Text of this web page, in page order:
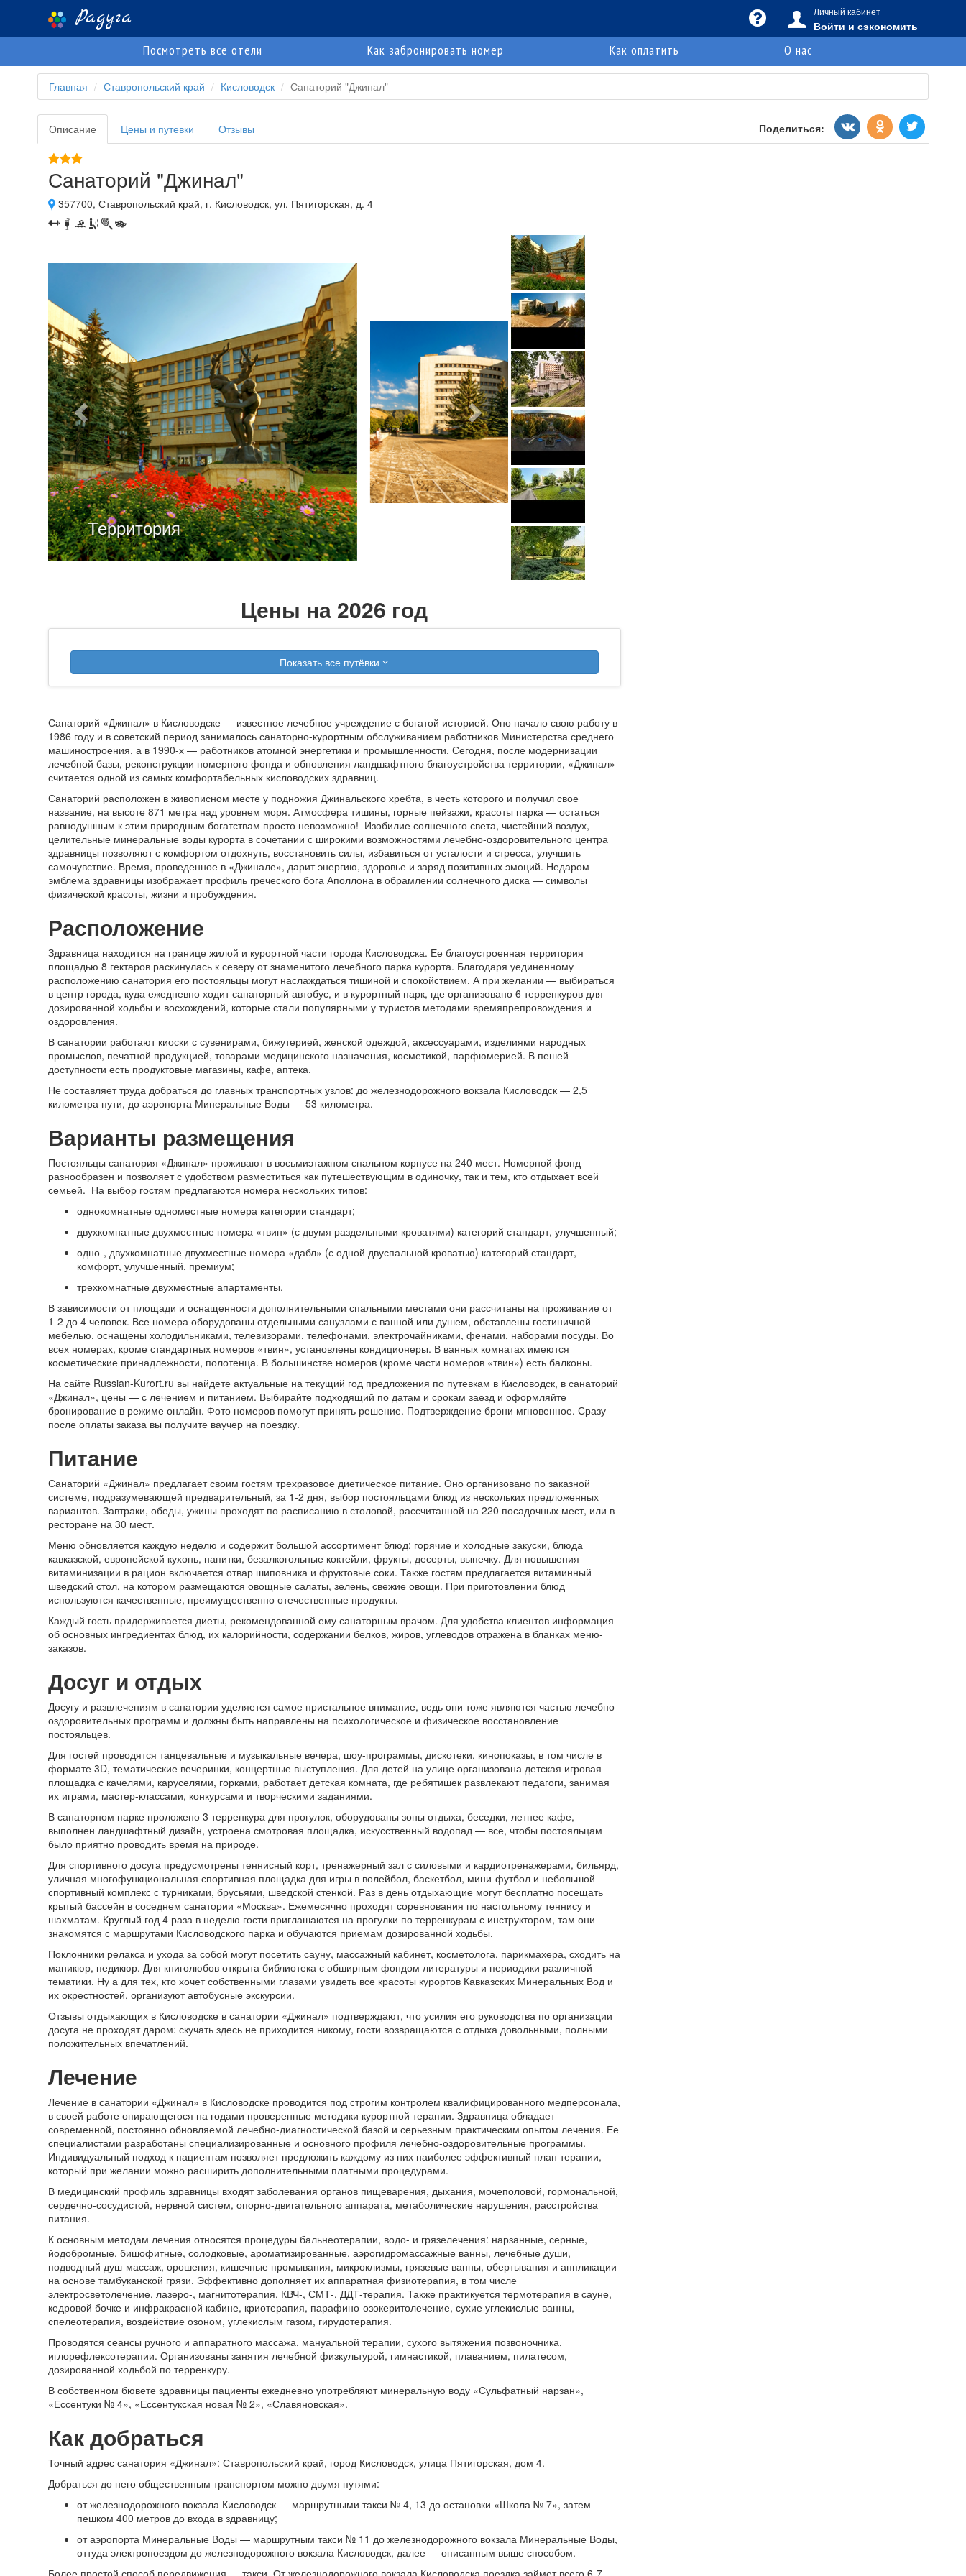
Радуга Личный кабинет
Войти и сэкономить
Посмотреть все отели Как забронировать номер Как оплатить О нас
Главная Ставропольский край Кисловодск Санаторий "Джинал"
Описание Цены и путевки Отзывы Поделиться:
Санаторий "Джинал"
357700, Ставропольский край, г. Кисловодск, ул. Пятигорская, д. 4
Территория
Цены на 2026 год
Показать все путёвки
Санаторий «Джинал» в Кисловодске — известное лечебное учреждение с богатой историей. Оно начало свою работу в
1986 году и в советский период занималось санаторно-курортным обслуживанием работников Министерства среднего
машиностроения, а в 1990-х — работников атомной энергетики и промышленности. Сегодня, после модернизации
лечебной базы, реконструкции номерного фонда и обновления ландшафтного благоустройства территории, «Джинал»
считается одной из самых комфортабельных кисловодских здравниц.
Санаторий расположен в живописном месте у подножия Джинальского хребта, в честь которого и получил свое
название, на высоте 871 метра над уровнем моря. Атмосфера тишины, горные пейзажи, красоты парка — остаться
равнодушным к этим природным богатствам просто невозможно! Изобилие солнечного света, чистейший воздух,
целительные минеральные воды курорта в сочетании с широкими возможностями лечебно-оздоровительного центра
здравницы позволяют с комфортом отдохнуть, восстановить силы, избавиться от усталости и стресса, улучшить
самочувствие. Время, проведенное в «Джинале», дарит энергию, здоровье и заряд позитивных эмоций. Недаром
эмблема здравницы изображает профиль греческого бога Аполлона в обрамлении солнечного диска — символы
физической красоты, жизни и пробуждения.
Расположение
Здравница находится на границе жилой и курортной части города Кисловодска. Ее благоустроенная территория
площадью 8 гектаров раскинулась к северу от знаменитого лечебного парка курорта. Благодаря уединенному
расположению санатория его постояльцы могут наслаждаться тишиной и спокойствием. А при желании — выбираться
в центр города, куда ежедневно ходит санаторный автобус, и в курортный парк, где организовано 6 терренкуров для
дозированной ходьбы и восхождений, которые стали популярными у туристов методами времяпрепровождения и
оздоровления.
В санатории работают киоски с сувенирами, бижутерией, женской одеждой, аксессуарами, изделиями народных
промыслов, печатной продукцией, товарами медицинского назначения, косметикой, парфюмерией. В пешей
доступности есть продуктовые магазины, кафе, аптека.
Не составляет труда добраться до главных транспортных узлов: до железнодорожного вокзала Кисловодск — 2,5
километра пути, до аэропорта Минеральные Воды — 53 километра.
Варианты размещения
Постояльцы санатория «Джинал» проживают в восьмиэтажном спальном корпусе на 240 мест. Номерной фонд
разнообразен и позволяет с удобством разместиться как путешествующим в одиночку, так и тем, кто отдыхает всей
семьей. На выбор гостям предлагаются номера нескольких типов:
однокомнатные одноместные номера категории стандарт;
двухкомнатные двухместные номера «твин» (с двумя раздельными кроватями) категорий стандарт, улучшенный;
одно-, двухкомнатные двухместные номера «дабл» (с одной двуспальной кроватью) категорий стандарт,
комфорт, улучшенный, премиум;
трехкомнатные двухместные апартаменты.
В зависимости от площади и оснащенности дополнительными спальными местами они рассчитаны на проживание от
1-2 до 4 человек. Все номера оборудованы отдельными санузлами с ванной или душем, обставлены гостиничной
мебелью, оснащены холодильниками, телевизорами, телефонами, электрочайниками, фенами, наборами посуды. Во
всех номерах, кроме стандартных номеров «твин», установлены кондиционеры. В ванных комнатах имеются
косметические принадлежности, полотенца. В большинстве номеров (кроме части номеров «твин») есть балконы.
На сайте Russian-Kurort.ru вы найдете актуальные на текущий год предложения по путевкам в Кисловодск, в санаторий
«Джинал», цены — с лечением и питанием. Выбирайте подходящий по датам и срокам заезд и оформляйте
бронирование в режиме онлайн. Фото номеров помогут принять решение. Подтверждение брони мгновенное. Сразу
после оплаты заказа вы получите ваучер на поездку.
Питание
Санаторий «Джинал» предлагает своим гостям трехразовое диетическое питание. Оно организовано по заказной
системе, подразумевающей предварительный, за 1-2 дня, выбор постояльцами блюд из нескольких предложенных
вариантов. Завтраки, обеды, ужины проходят по расписанию в столовой, рассчитанной на 220 посадочных мест, или в
ресторане на 30 мест.
Меню обновляется каждую неделю и содержит большой ассортимент блюд: горячие и холодные закуски, блюда
кавказской, европейской кухонь, напитки, безалкогольные коктейли, фрукты, десерты, выпечку. Для повышения
витаминизации в рацион включается отвар шиповника и фруктовые соки. Также гостям предлагается витаминный
шведский стол, на котором размещаются овощные салаты, зелень, свежие овощи. При приготовлении блюд
используются качественные, преимущественно отечественные продукты.
Каждый гость придерживается диеты, рекомендованной ему санаторным врачом. Для удобства клиентов информация
об основных ингредиентах блюд, их калорийности, содержании белков, жиров, углеводов отражена в бланках меню-
заказов.
Досуг и отдых
Досугу и развлечениям в санатории уделяется самое пристальное внимание, ведь они тоже являются частью лечебно-
оздоровительных программ и должны быть направлены на психологическое и физическое восстановление
постояльцев.
Для гостей проводятся танцевальные и музыкальные вечера, шоу-программы, дискотеки, кинопоказы, в том числе в
формате 3D, тематические вечеринки, концертные выступления. Для детей на улице организована детская игровая
площадка с качелями, каруселями, горками, работает детская комната, где ребятишек развлекают педагоги, занимая
их играми, мастер-классами, конкурсами и творческими заданиями.
В санаторном парке проложено 3 терренкура для прогулок, оборудованы зоны отдыха, беседки, летнее кафе,
выполнен ландшафтный дизайн, устроена смотровая площадка, искусственный водопад — все, чтобы постояльцам
было приятно проводить время на природе.
Для спортивного досуга предусмотрены теннисный корт, тренажерный зал с силовыми и кардиотренажерами, бильярд,
уличная многофункциональная спортивная площадка для игры в волейбол, баскетбол, мини-футбол и небольшой
спортивный комплекс с турниками, брусьями, шведской стенкой. Раз в день отдыхающие могут бесплатно посещать
крытый бассейн в соседнем санатории «Москва». Ежемесячно проходят соревнования по настольному теннису и
шахматам. Круглый год 4 раза в неделю гости приглашаются на прогулки по терренкурам с инструктором, там они
знакомятся с маршрутами Кисловодского парка и обучаются приемам дозированной ходьбы.
Поклонники релакса и ухода за собой могут посетить сауну, массажный кабинет, косметолога, парикмахера, сходить на
маникюр, педикюр. Для книголюбов открыта библиотека с обширным фондом литературы и периодики различной
тематики. Ну а для тех, кто хочет собственными глазами увидеть все красоты курортов Кавказских Минеральных Вод и
их окрестностей, организуют автобусные экскурсии.
Отзывы отдыхающих в Кисловодске в санатории «Джинал» подтверждают, что усилия его руководства по организации
досуга не проходят даром: скучать здесь не приходится никому, гости возвращаются с отдыха довольными, полными
положительных впечатлений.
Лечение
Лечение в санатории «Джинал» в Кисловодске проводится под строгим контролем квалифицированного медперсонала,
в своей работе опирающегося на годами проверенные методики курортной терапии. Здравница обладает
современной, постоянно обновляемой лечебно-диагностической базой и серьезным практическим опытом лечения. Ее
специалистами разработаны специализированные и основного профиля лечебно-оздоровительные программы.
Индивидуальный подход к пациентам позволяет предложить каждому из них наиболее эффективный план терапии,
который при желании можно расширить дополнительными платными процедурами.
В медицинский профиль здравницы входят заболевания органов пищеварения, дыхания, мочеполовой, гормональной,
сердечно-сосудистой, нервной систем, опорно-двигательного аппарата, метаболические нарушения, расстройства
питания.
К основным методам лечения относятся процедуры бальнеотерапии, водо- и грязелечения: нарзанные, серные,
йодобромные, бишофитные, солодковые, ароматизированные, аэрогидромассажные ванны, лечебные души,
подводный душ-массаж, орошения, кишечные промывания, микроклизмы, грязевые ванны, обертывания и аппликации
на основе тамбуканской грязи. Эффективно дополняет их аппаратная физиотерапия, в том числе
электросветолечение, лазеро-, магнитотерапия, КВЧ-, СМТ-, ДДТ-терапия. Также практикуется термотерапия в сауне,
кедровой бочке и инфракрасной кабине, криотерапия, парафино-озокеритолечение, сухие углекислые ванны,
спелеотерапия, воздействие озоном, углекислым газом, гирудотерапия.
Проводятся сеансы ручного и аппаратного массажа, мануальной терапии, сухого вытяжения позвоночника,
иглорефлексотерапии. Организованы занятия лечебной физкультурой, гимнастикой, плаванием, пилатесом,
дозированной ходьбой по терренкуру.
В собственном бювете здравницы пациенты ежедневно употребляют минеральную воду «Сульфатный нарзан»,
«Ессентуки № 4», «Ессентукская новая № 2», «Славяновская».
Как добраться
Точный адрес санатория «Джинал»: Ставропольский край, город Кисловодск, улица Пятигорская, дом 4.
Добраться до него общественным транспортом можно двумя путями:
от железнодорожного вокзала Кисловодск — маршрутными такси № 4, 13 до остановки «Школа № 7», затем
пешком 400 метров до входа в здравницу;
от аэропорта Минеральные Воды — маршрутным такси № 11 до железнодорожного вокзала Минеральные Воды,
оттуда электропоездом до железнодорожного вокзала Кисловодск, далее — описанным выше способом.
Более простой способ передвижения — такси. От железнодорожного вокзала Кисловодска поездка займет всего 6-7